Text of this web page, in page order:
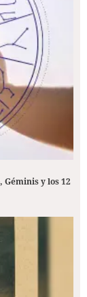
Géminis y los 12